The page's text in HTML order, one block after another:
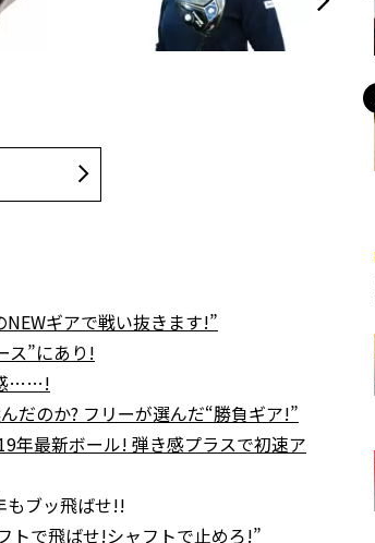
ギアで戦い抜きます!”
ス”にあり!
感……!
だのか? フリーが選んだ“勝負ギア!”
年最新ボール! 弾き感プラスで初速ア
もブッ飛ばせ!!
トで飛ばせ!シャフトで止めろ!”